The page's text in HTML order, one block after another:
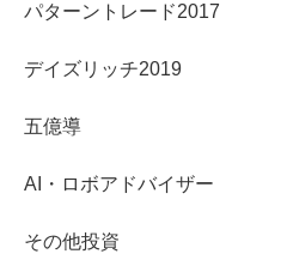
パターントレード2017
デイズリッチ2019
五億導
AI・ロボアドバイザー
その他投資